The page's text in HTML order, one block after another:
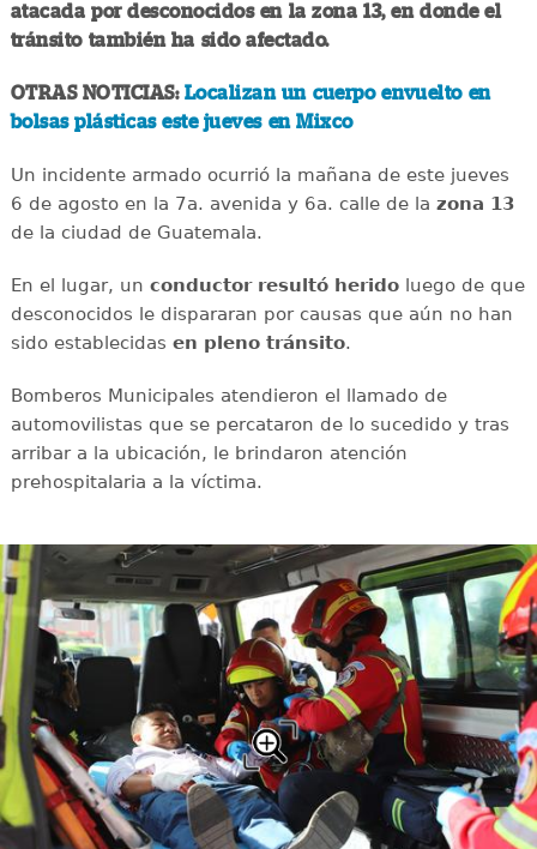
atacada por desconocidos en la zona 13, en donde el
tránsito también ha sido afectado.
OTRAS NOTICIAS: Localizan un cuerpo envuelto en
bolsas plásticas este jueves en Mixco
Un incidente armado ocurrió la mañana de este jueves
6 de agosto en la 7a. avenida y 6a. calle de la zona 13
de la ciudad de Guatemala.
En el lugar, un conductor resultó heridoluego de que
desconocidos le dispararan por causas que aún no han
sido establecidas en pleno tránsito.
Bomberos Municipales atendieron el llamado de
automovilistas que se percataron de lo sucedido y tras
arribar a la ubicación, le brindaron atención
prehospitalaria a la víctima.